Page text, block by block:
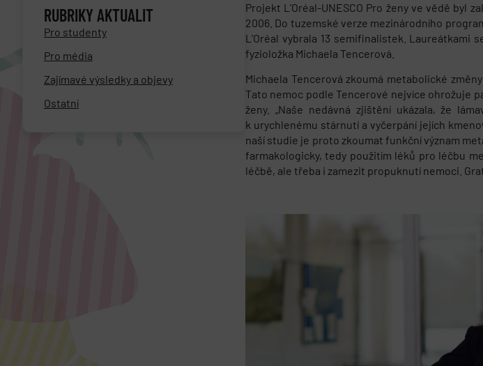
RUBRIKY AKTUALIT
Pro studenty
Pro média
Zajímavé výsledky a objevy
Ostatní
Projekt L’Oréal-UNESCO Pro ženy ve vědě byl
2006. Do tuzemské verze mezinárodního
L’Oréal vybrala 13 semifinalistek.
fyzioložka Michaela Tencerová.
Michaela Tencerová zkoumá metabolické
Tato nemoc podle Tencerové nejvíce ohrožuje
ženy. „Naše nedávná zjištění ukázala, že
k urychlenému stárnutí a vyčerpání jejích
naší studie je proto zkoumat funkční význam
farmakologicky, tedy použitím léků pro léčbu
léčbě, ale třeba i zamezit propuknutí nemoci.